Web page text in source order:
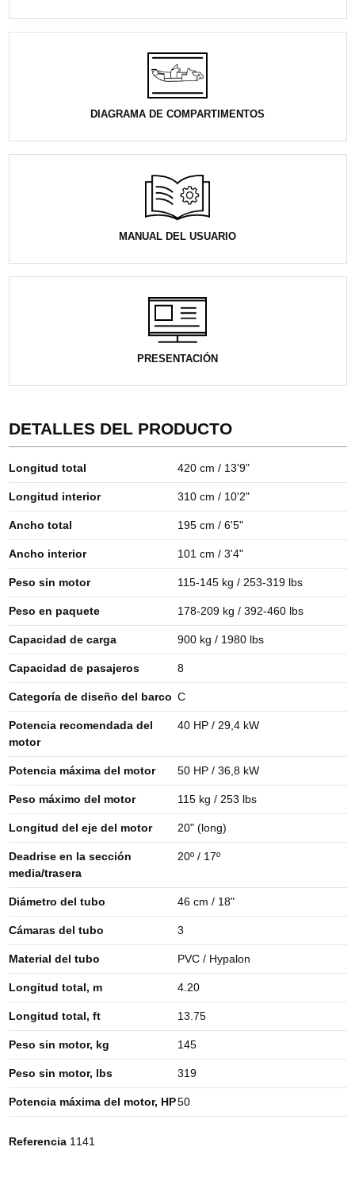
DIAGRAMA DE COMPARTIMENTOS
MANUAL DEL USUARIO
PRESENTACIÓN
DETALLES DEL PRODUCTO
Longitud total 420 cm / 13'9"
Longitud interior 310 cm / 10'2"
Ancho total 195 cm / 6'5"
Ancho interior 101 cm / 3'4"
Peso sin motor 115-145 kg / 253-319 lbs
Peso en paquete 178-209 kg / 392-460 lbs
Capacidad de carga 900 kg / 1980 lbs
Capacidad de pasajeros 8
Categoría de diseño del barco C
Potencia recomendada del
motor
40 HP / 29,4 kW
Potencia máxima del motor 50 HP / 36,8 kW
Peso máximo del motor 115 kg / 253 lbs
Longitud del eje del motor 20" (long)
Deadrise en la sección
media/trasera
20º / 17º
Diámetro del tubo 46 cm / 18"
Cámaras del tubo 3
Material del tubo PVC / Hypalon
Longitud total, m 4.20
Longitud total, ft 13.75
Peso sin motor, kg 145
Peso sin motor, lbs 319
Potencia máxima del motor, HP50
Referencia 1141